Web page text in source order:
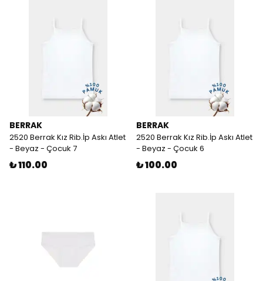
BERRAK
2520 Berrak Kız Rib.İp Askı Atlet
- Beyaz - Çocuk 7
₺ 110.00
BERRAK
2520 Berrak Kız Rib.İp Askı Atlet
- Beyaz - Çocuk 6
₺ 100.00